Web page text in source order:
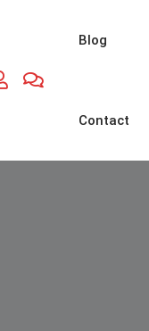
Blog
Contact